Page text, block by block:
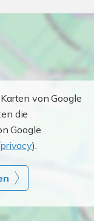
von Google
die
Google
).